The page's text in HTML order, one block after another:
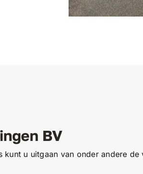
BV
u uitgaan van onder andere